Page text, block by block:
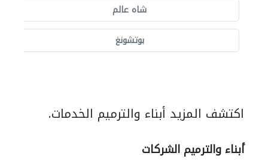
شاه عالم
بوتشونغ
اكتشف المزيد أبناء والترميم الخدمات.
أبناء والترميم الشركات